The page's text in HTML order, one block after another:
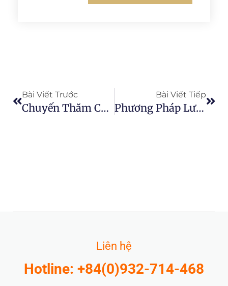
Bài Viết Trước
Chuyến Thăm Cấp Cao Của Cao Ủy Viên EU Tới Việt Nam
Bài Viết Tiếp
Phương Pháp Lưu Trữ Chi Phí Thấp Như Một Giải Pháp Thay Thế Cho Nông Dân Sản Xuất Nhỏ
Liên hệ
Hotline: +84(0)932-714-468